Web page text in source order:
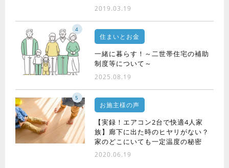
2019.03.19
4
住まいとお金
一緒に暮らす！～二世帯住宅の補助
制度等について～
2025.08.19
5
お施主様の声
【実録！エアコン2台で快適4人家
族】廊下に出た時のヒヤリがない？
家のどこにいても一定温度の秘密
2020.06.19